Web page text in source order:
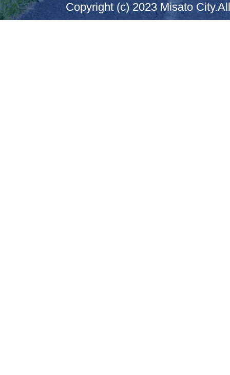
Copyright (c) 2023 Misato